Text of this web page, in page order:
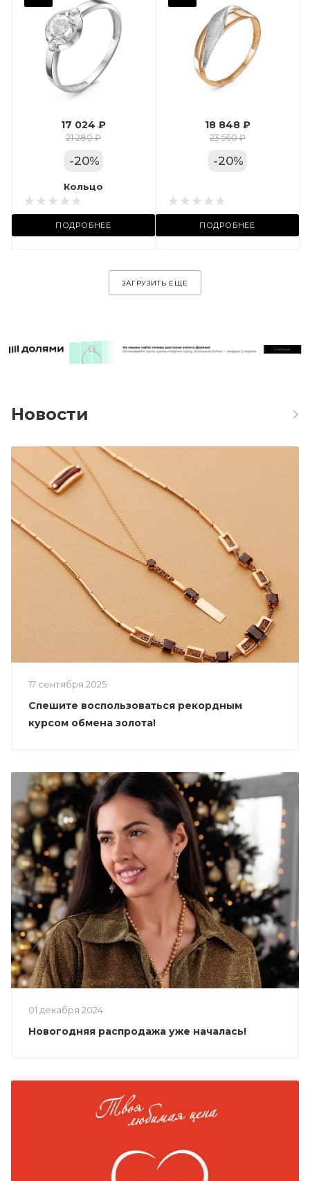
17 024 ₽
21 280 ₽
-20%
Кольцо
ПОДРОБНЕЕ
Вес драгметалла
Марка (бренд)
Дельта
Фианит
Цвет золота
КРАС
Местоположение:
ул. Пушкинская, 11А
18 848 ₽
23 560 ₽
-20%
ПОДРОБНЕЕ
ЗАГРУЗИТЬ ЕЩЕ
Новости
17 сентября 2025
Спешите воспользоваться рекордным
курсом обмена золота!
01 декабря 2024
Новогодняя распродажа уже началась!